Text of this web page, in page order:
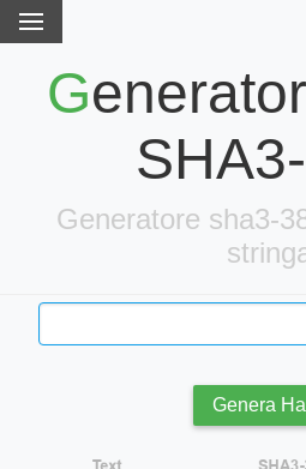
Generatore Hash
Generatore sha3-
Genera